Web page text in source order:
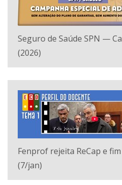
Seguro de Saúde SPN —
(2026)
Fenprof rejeita ReCap e
(7/jan)